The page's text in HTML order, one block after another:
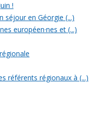
!
séjour en Géorgie (...)
européen·nes et (...)
référents régionaux à (...)